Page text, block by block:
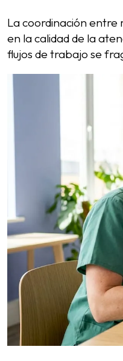
La coordinación entre
en la calidad de la
flujos de trabajo se